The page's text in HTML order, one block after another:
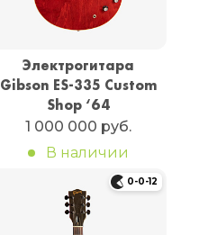
Электрогитара
Gibson ES-335 Custom
Shop ‘64
1 000 000 руб.
В наличии
0-0-12